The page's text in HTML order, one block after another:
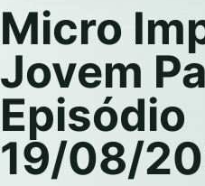
Micro
Jovem
Episódio
19/08/